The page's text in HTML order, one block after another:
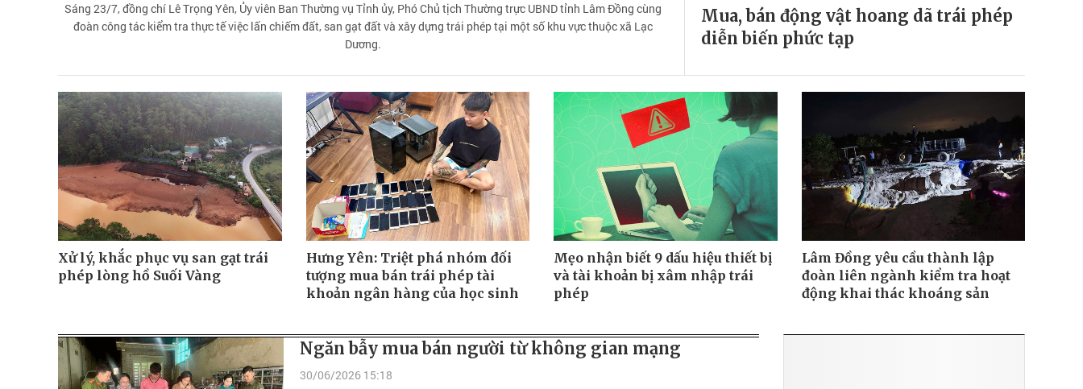
Sáng 23/7, đồng chí Lê Trọng Yên, Ủy viên Ban Thường vụ Tỉnh ủy, Phó Chủ tịch Thường trực UBND tỉnh Lâm Đồng cùng
đoàn công tác kiểm tra thực tế việc lấn chiếm đất, san gạt đất và xây dựng trái phép tại một số khu vực thuộc xã Lạc
Dương.
Mua, bán động vật hoang dã trái phép
diễn biến phức tạp
Xử lý, khắc phục vụ san gạt trái
phép lòng hồ Suối Vàng
Hưng Yên: Triệt phá nhóm đối
tượng mua bán trái phép tài
khoản ngân hàng của học sinh
Mẹo nhận biết 9 dấu hiệu thiết bị
và tài khoản bị xâm nhập trái
phép
Lâm Đồng yêu cầu thành lập
đoàn liên ngành kiểm tra hoạt
động khai thác khoáng sản
Ngăn bẫy mua bán người từ không gian mạng
30/06/2026 15:18